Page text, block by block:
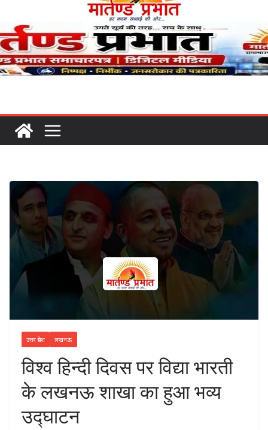
उत्तर प्रदेश लखनऊ
विश्व हिन्दी दिवस पर विद्या भारती
के लखनऊ शाखा का हुआ भव्य
उद्घाटन